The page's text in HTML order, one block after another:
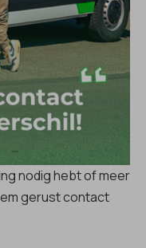
nodig hebt of meer
gerust contact